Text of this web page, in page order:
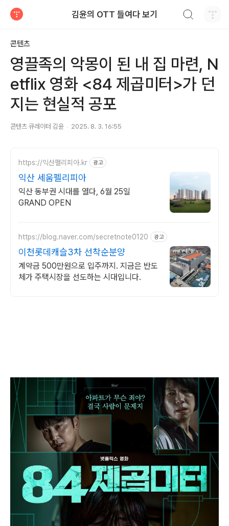
김윤의 OTT 들여다 보기
콘텐츠
영끌족의 악몽이 된 내 집 마련, N
etflix 영화 <84 제곱미터>가 던
지는 현실적 공포
콘텐츠 큐레이터 김윤 2025. 8. 3. 16:55
https://익산펠리피아.kr 광고
익산 세움펠리피아
익산 동부권 시대를 열다, 6월 25일
GRAND OPEN
https://blog.naver.com/secretnote0120 광고
이천롯데캐슬3차 선착순분양
계약금 500만원으로 입주까지. 지금은 반도
체가 주택시장을 선도하는 시대입니다.